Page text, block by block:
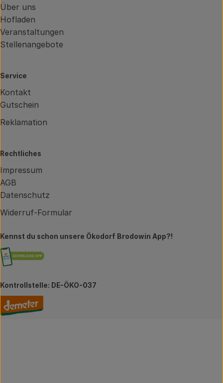
Über uns
Hofladen
Veranstaltungen
Stellenangebote
Service
Kontakt
Gutschein
Reklamation
Rechtliches
Impressum
AGB
Datenschutz
Widerruf-Formular
Kennst du schon unsere Ökodorf Brodowin App?!
Externer Link zu https://brodowin.de/
Kontrollstelle: DE-ÖKO-037